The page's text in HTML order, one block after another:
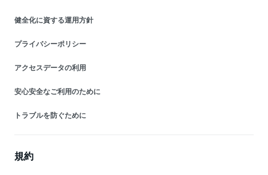
健全化に資する運用方針
プライバシーポリシー
アクセスデータの利用
安心安全なご利用のために
トラブルを防ぐために
規約